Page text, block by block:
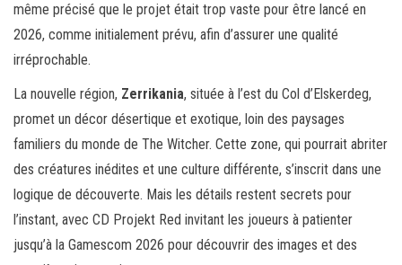
même précisé que le projet était trop vaste pour être lancé en
2026, comme initialement prévu, afin d’assurer une qualité
irréprochable.
La nouvelle région, Zerrikania, située à l’est du Col d’Elskerdeg,
promet un décor désertique et exotique, loin des paysages
familiers du monde de The Witcher. Cette zone, qui pourrait abriter
des créatures inédites et une culture différente, s’inscrit dans une
logique de découverte. Mais les détails restent secrets pour
l’instant, avec CD Projekt Red invitant les joueurs à patienter
jusqu’à la Gamescom 2026 pour découvrir des images et des